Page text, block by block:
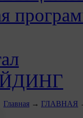
Главная → ГЛАВНАЯ